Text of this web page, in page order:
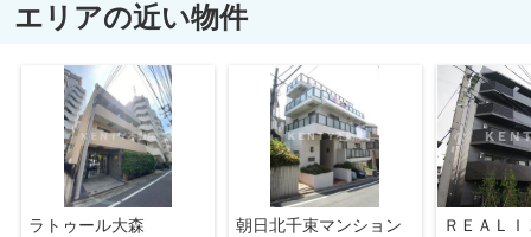
エリアの近い物件
ラトゥール大森
朝日北千束マンション
ＲＥＡＬ